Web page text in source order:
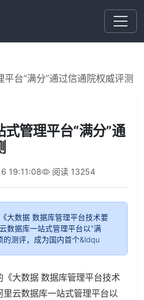
台“满分”通过信通院权威评测
式管理平台“满分”通
19:11:08 阅读 13254
大数据 数据库管理平台技术要
数据库一站式管理平台以"满
测评，成为国内首个&ldqu
《大数据 数据库管理平台技术
云数据库一站式管理平台以